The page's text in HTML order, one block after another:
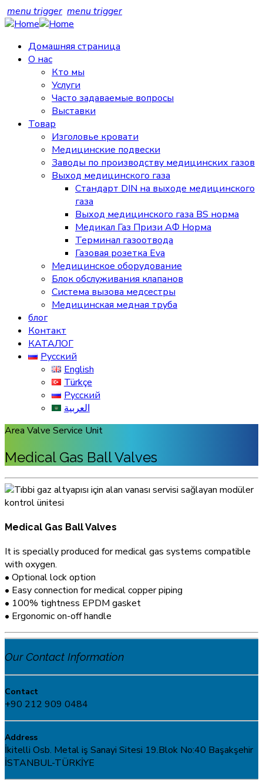
menu trigger menu trigger
Домашняя страница
О нас
Кто мы
Услуги
Часто задаваемые вопросы
Выставки
Товар
Изголовье кровати
Медицинские подвески
Заводы по производству медицинских газов
Выход медицинского газа
Стандарт DIN на выходе медицинского
газа
Выход медицинского газа BS норма
Медикал Газ Призи АФ Норма
Терминал газоотвода
Газовая розетка Eva
Медицинское оборудование
Блок обслуживания клапанов
Система вызова медсестры
Медицинская медная труба
блог
Контакт
КАТАЛОГ
Русский
English
Türkçe
Русский
العربية
Area Valve Service Unit
Medical Gas Ball Valves
Medical Gas Ball Valves
It is specially produced for medical gas systems compatible
with oxygen.
• Optional lock option
• Easy connection for medical copper piping
• 100% tightness EPDM gasket
• Ergonomic on-off handle
Our Contact Information
Contact
+90 212 909 0484
Address
İkitelli Osb. Metal iş Sanayi Sitesi 19.Blok No:40 Başakşehir
İSTANBUL-TÜRKİYE